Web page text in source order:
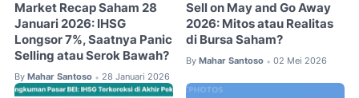
Market Recap Saham 28
Januari 2026: IHSG
Longsor 7%, Saatnya Panic
Selling atau Serok Bawah?
By Mahar Santoso • 28 Januari 2026
Sell on May and Go Away
2026: Mitos atau Realitas
di Bursa Saham?
By Mahar Santoso • 02 Mei 2026